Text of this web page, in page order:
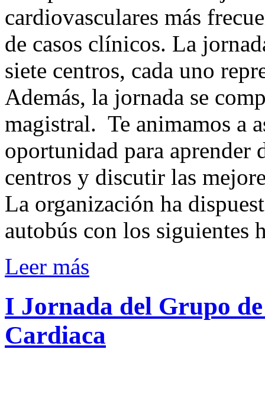
cardiovasculares más
de casos clínicos. La
siete centros, cada uno
Además, la jornada se
magistral. Te animamos a
oportunidad para aprender
centros y discutir las
La organización ha
autobús con los siguientes
Leer más
I Jornada del Grupo de
Cardiaca